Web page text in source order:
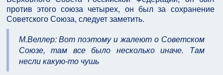
против этого союза четырех, он был за сохранение
Советского Союза, следует заметить.
М.Веллер: Вот поэтому и жалеют о Советском
Союзе, там все было несколько иначе. Там
несли какую-то чушь